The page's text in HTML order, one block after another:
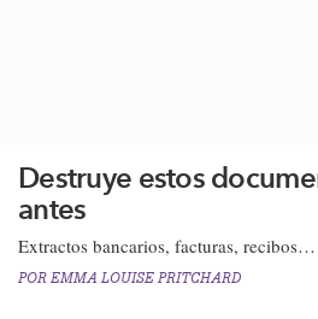
Destruye estos
antes
Extractos bancarios, facturas, recibos…
POR EMMA LOUISE PRITCHARD